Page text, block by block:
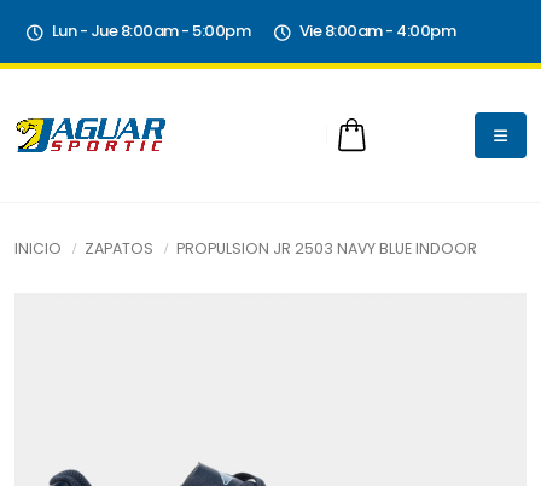
Lun - Jue 8:00am - 5:00pm Vie 8:00am - 4:00pm
INICIO ZAPATOS PROPULSION JR 2503 NAVY BLUE INDOOR